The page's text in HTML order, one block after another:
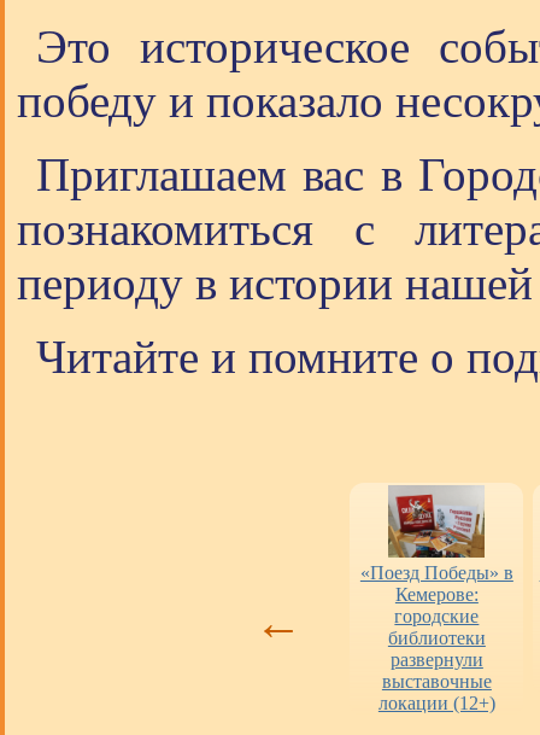
Это историческое
победу и показало
Приглашаем вас в
познакомиться с
периоду в истории
Читайте и помните о
←
«Поезд Победы» в
Кемерове:
городские
библиотеки
развернули
выставочные
локации (12+)